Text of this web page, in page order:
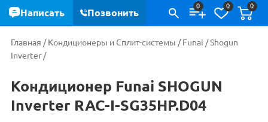
0 0 0
Главная /Кондиционеры и Сплит-системы /Funai /Shogun
Inverter /
Кондиционер Funai SHOGUN
Inverter RAC-I-SG35HP.D04
Написать Позвонить